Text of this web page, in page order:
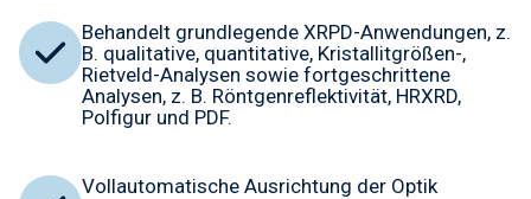
Behandelt grundlegende XRPD-Anwendungen, z.
B. qualitative, quantitative, Kristallitgrößen-,
Rietveld-Analysen sowie fortgeschrittene
Analysen, z. B. Röntgenreflektivität, HRXRD,
Polfigur und PDF.
Vollautomatische Ausrichtung der Optik